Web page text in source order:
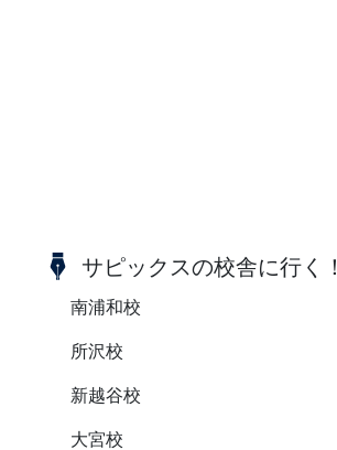
サピックスの校舎に行く！
南浦和校
所沢校
新越谷校
大宮校